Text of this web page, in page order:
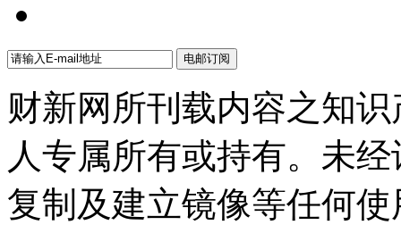
财新网所刊载内容之知
人专属所有或持有。未
复制及建立镜像等任何使